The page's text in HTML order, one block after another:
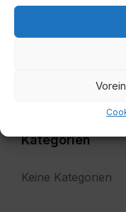
Kategorien
Keine Kategorien